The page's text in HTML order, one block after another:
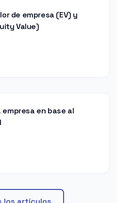
de empresa (EV) y
Value)
empresa en base al